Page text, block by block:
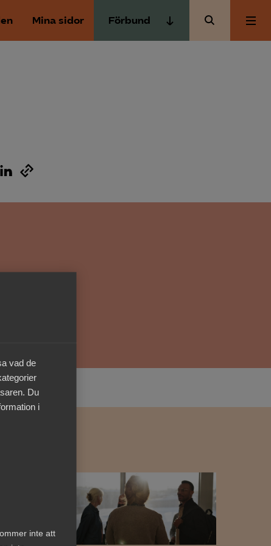
vad de
Du
i
inte att
Mina sidor Förbund
Kurser & utbildningar
Press
In English
Cookie-inställningar